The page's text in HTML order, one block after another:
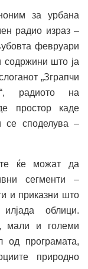
за урбана
радио израз –
февруари
содржини што ја
„Зграпчи
радиото на
простор каде
се споделува –
ќе можат да
сегменти –
и приказни што
облици.
мали и големи
од програмата,
природно